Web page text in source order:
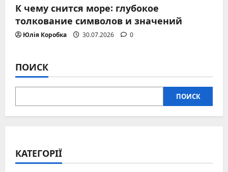
К чему снится море: глубокое
толкование символов и значений
Юлія Коробка 30.07.2026 0
ПОИСК
ПОИСК
КАТЕГОРІЇ